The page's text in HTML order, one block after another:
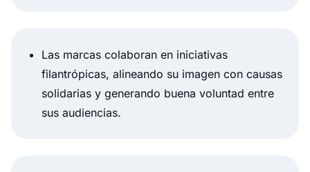
Las marcas colaboran en iniciativas
filantrópicas, alineando su imagen con causas
solidarias y generando buena voluntad entre
sus audiencias.